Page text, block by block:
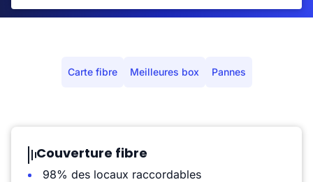
Carte fibre Meilleures box Pannes
Couverture fibre
98% des locaux raccordables